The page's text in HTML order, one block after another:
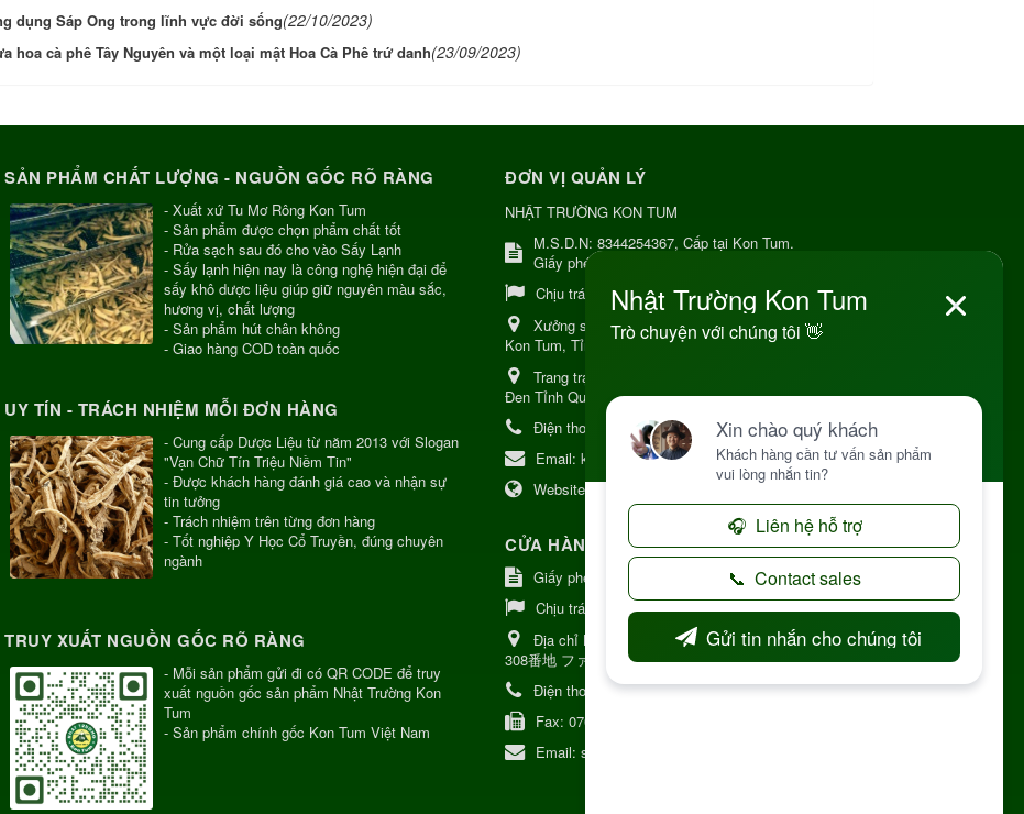
dụng Sáp Ong trong lĩnh vực đời sống(22/10/2023)
hoa cà phê Tây Nguyên và một loại mật Hoa Cà Phê trứ danh(23/09/2023)
SẢN PHẨM CHẤT LƯỢNG - NGUỒN GỐC RÕ RÀNG
- Xuất xứ Tu Mơ Rông Kon Tum
- Sản phẩm được chọn phẩm chất tốt
- Rửa sạch sau đó cho vào Sấy Lạnh
- Sấy lạnh hiện nay là công nghệ hiện đại để
sấy khô dược liệu giúp giữ nguyên màu sắc,
hương vị, chất lượng
- Sản phẩm hút chân không
- Giao hàng COD toàn quốc
UY TÍN - TRÁCH NHIỆM MỖI ĐƠN HÀNG
- Cung cấp Dược Liệu từ năm 2013 với Slogan
"Vạn Chữ Tín Triệu Niềm Tin"
- Được khách hàng đánh giá cao và nhận sự
tin tưởng
- Trách nhiệm trên từng đơn hàng
- Tốt nghiệp Y Học Cổ Truyền, đúng chuyên
ngành
TRUY XUẤT NGUỒN GỐC RÕ RÀNG
- Mỗi sản phẩm gửi đi có QR CODE để truy
xuất nguồn gốc sản phẩm Nhật Trường Kon
Tum
- Sản phẩm chính gốc Kon Tum Việt Nam
ĐƠN VỊ QUẢN LÝ
NHẬT TRƯỜNG KON TUM
M.S.D.N: 8344254367, Cấp tại Kon Tum.
Giấy phép số: Số 38A.8009409/HKD
Chịu trách nhiệm:Chủ cơ sở Nguyễn Nhật Trường
Xưởng sản xuất:34 Lý Thường Kiệt, Tổ 6, Phường
Kon Tum, Tỉnh Quảng Ngải
Trang trại Dược Liệu Hữu Cơ:
Đen Tỉnh Quảng Ngãi
Điện thoại:
+84 906968923
Email: kinhdoanh@nhattruongkontum.com
Website:https://www.nhattruongkontum.com
CỬA HÀNG GIỚI THIỆU TẠI NHẬT BẢN
Giấy phép số: 080-9475-1379
Chịu trách nhiệm:MR THƯƠNG
Địa chỉ Nhật Bản:
日本 愛知県刈谷市神明町6丁目
308番地 ファミール神明
Điện thoại:
080-9475-1379
Fax: 070-9178-7979
Email: syixl13029@yahoo.co.jp